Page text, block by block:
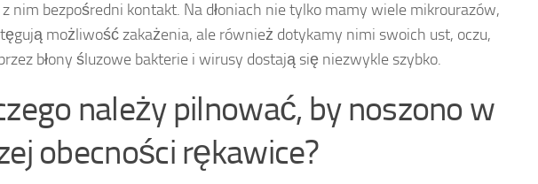
nim bezpośredni kontakt. Na dłoniach nie tylko mamy wiele mikrourazów,
możliwość zakażenia, ale również dotykamy nimi swoich ust, oczu,
błony śluzowe bakterie i wirusy dostają się niezwykle szybko.
należy pilnować, by noszono w
obecności rękawice?